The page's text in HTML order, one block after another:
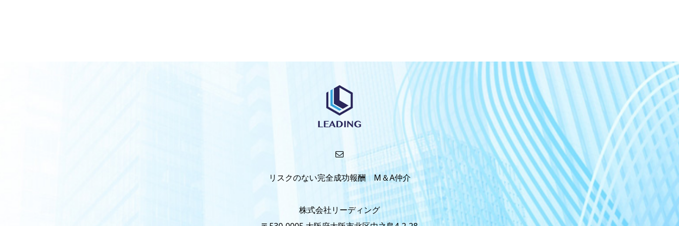
リスクのない完全成功報酬 M＆A仲介
株式会社リーディング